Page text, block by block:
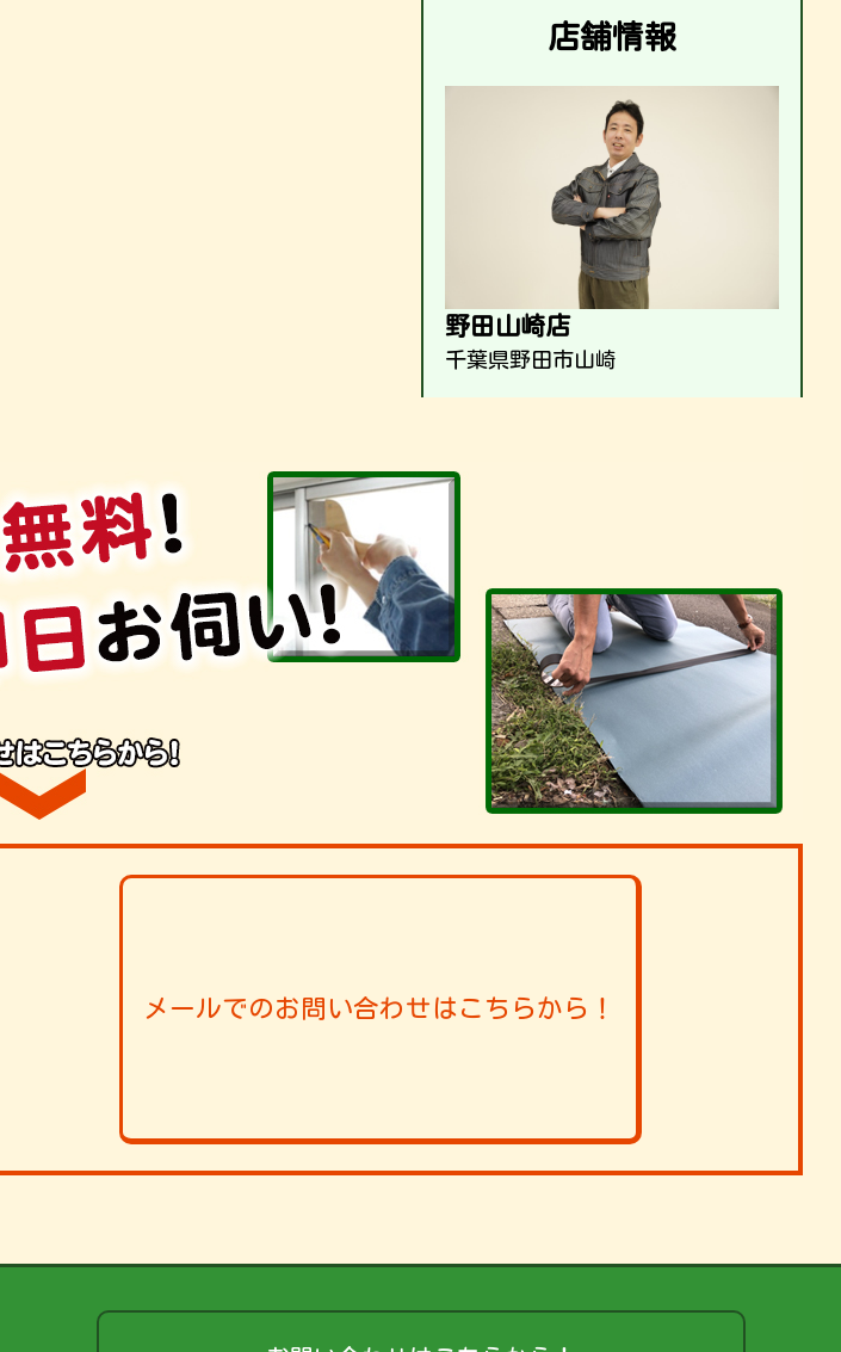
店舗情報
野田山崎店
千葉県野田市山崎
メールでのお問い合わせはこちらから！